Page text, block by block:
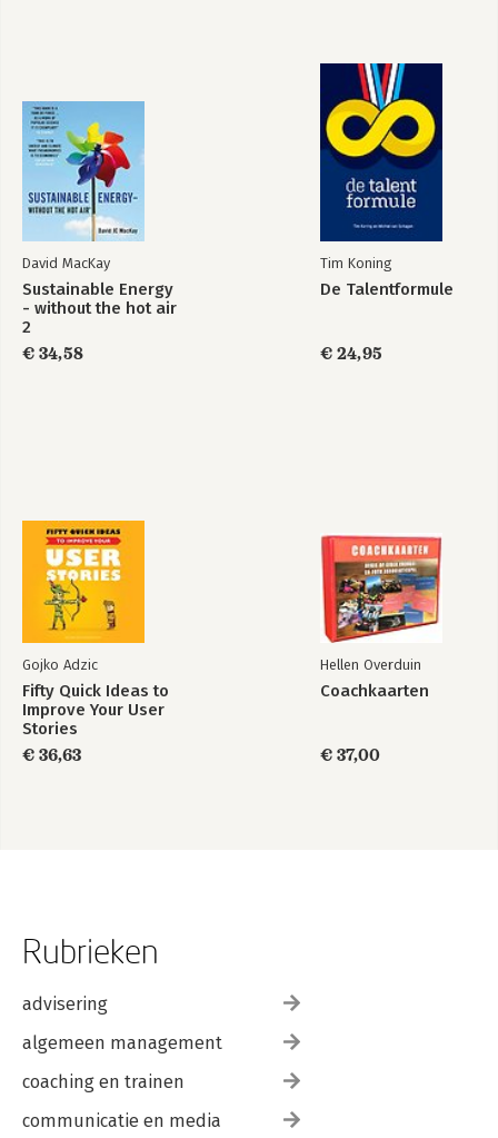
David MacKay
Sustainable Energy
- without the hot air
2
€ 34,58
Tim Koning
De Talentformule
€ 24,95
Gojko Adzic
Fifty Quick Ideas to
Improve Your User
Stories
€ 36,63
Hellen Overduin
Coachkaarten
€ 37,00
Rubrieken
advisering
algemeen management
coaching en trainen
communicatie en media